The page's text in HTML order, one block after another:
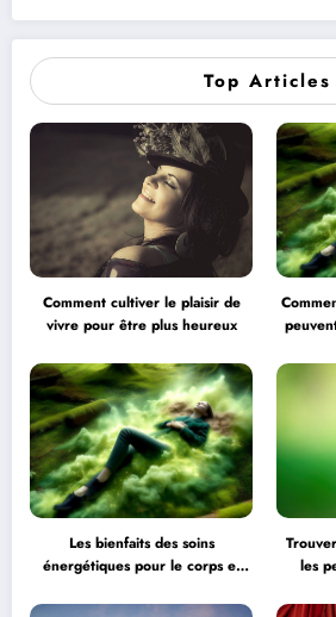
Top Articles
Comment cultiver le plaisir de
vivre pour être plus heureux
Les bienfaits des soins
énergétiques pour le corps et
les